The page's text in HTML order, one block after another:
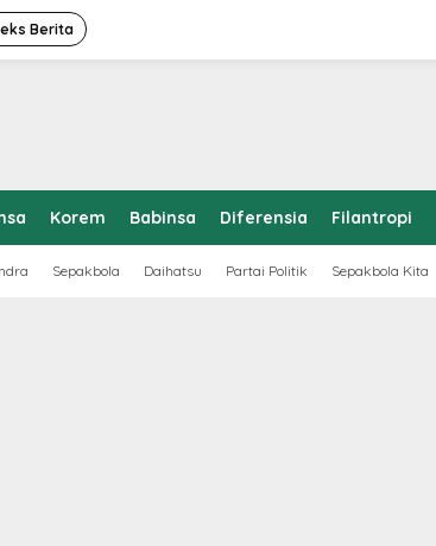
Berita
Korem Babinsa Diferensia Filantropi
Sepakbola Daihatsu Partai Politik Sepakbola Kita